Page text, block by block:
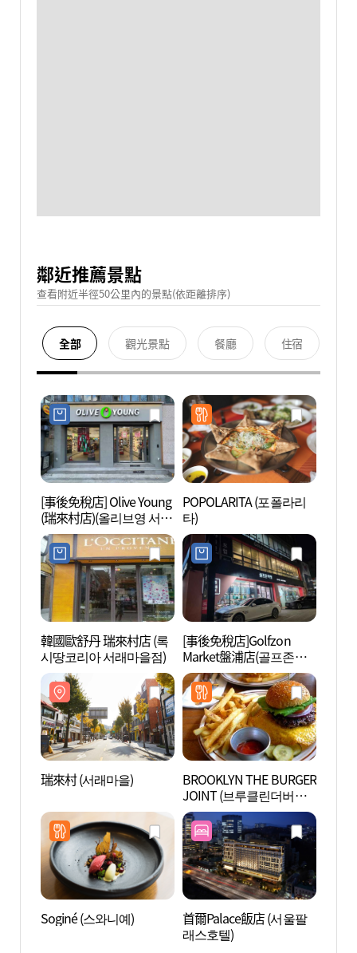
鄰近推薦景點
查看附近半徑50公里內的景點(依距離排序)
全部 觀光景點 餐廳 住宿
[事後免稅店] Olive Young
(瑞來村店)(올리브영 서래
마을점)
POPOLARITA (포폴라리
타)
韓國歐舒丹 瑞來村店 (록
시땅코리아 서래마을점)
[事後免稅店]Golfzon
Market盤浦店(골프존마
켓 반포점)
瑞來村 (서래마을)
BROOKLYN THE BURGER
JOINT (브루클린더버거
조인트)
Soginé (스와니예)
首爾Palace飯店 (서울팔
래스호텔)